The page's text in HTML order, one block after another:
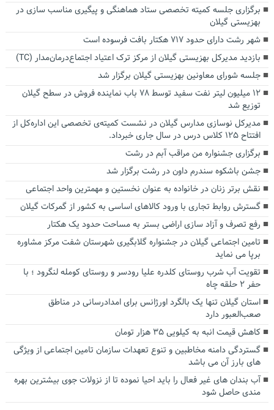
برگزاری جلسه کمیته تخصصی ستاد هماهنگی و پیگیری مناسب سازی در
بهزیستی گیلان
شهر رشت دارای حدود ۷۱۷ هکتار بافت فرسوده است
بازدید مدیرکل بهزیستی گیلان از مرکز ترک اعتیاد اجتماع‌درمان‌مدار (TC)
جلسه شورای معاونین بهزیستی گیلان برگزار شد
۱۲ میلیون لیتر نفت سفید توسط ۷۸ باب نماینده فروش در سطح گیلان
توزیع شد
مدیرکل نوسازی مدارس گیلان در نشست کمیته‌ی تخصصی این اداره‌کل از
افتتاح ۱۲۵ کلاس درس در سال جاری خبرداد.
برگزاری جشنواره من مراقب آبم در رشت
جشن باشکوه سندرم داون در رشت برگزار شد
نقش برتر زنان در خانواده به عنوان نخستین و مهمترین واحد اجتماعی
گسترش روابط تجاری با ورود کالا‌های اساسی به کشور از گمرکات گیلان
رفع تصرف و آزاد سازی اراضی بستر به مساحت حدود یک هکتار
تامین اجتماعی گیلان در جشنواره گلابگیری شهرستان شفت مرکز مشاوره
برپا می نماید
تقویت آب شرب روستای کلدره علیا رودسر و روستای کومله لنگرود ؛ با
حفر ۲ حلقه چاه
استان گیلان تنها یک بالگرد اورژانس برای امدادرسانی در مناطق
صعب‌العبور دارد
کاهش قیمت انبه به کیلویی ۳۵ هزار تومان
گستردگی دامنه مخاطبین و تنوع تعهدات سازمان تامین اجتماعی از ویژگی
های بارز آن می باشد
آب بندان های غیر فعال را باید احیا نموده تا از نزولات جوی بیشترین بهره
مندی حاصل شود